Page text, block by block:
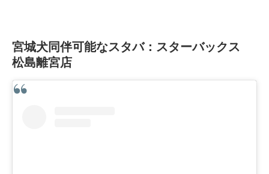
宮城犬同伴可能なスタバ：スターバックス
松島離宮店